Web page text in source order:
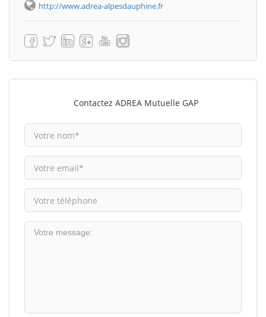
http://www.adrea-alpesdauphine.fr
Contactez ADREA Mutuelle GAP